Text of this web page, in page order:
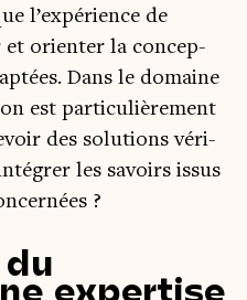
l’expérience de
et orien­ter la concep­
Dans le domaine
est par­ti­cu­liè­re­ment
des solu­tions véri­
les savoirs issus
?
du
expertise